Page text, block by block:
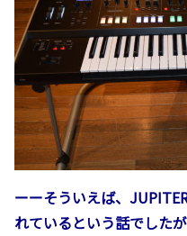
ーーそういえば、
れているという話でした